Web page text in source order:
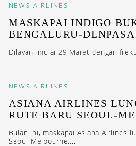
NEWS AIRLINES
MASKAPAI INDIGO
BENGALURU-
Dilayani mulai 29 Maret dengan
NEWS AIRLINES
ASIANA AIRLINES
RUTE BARU SEOUL-
Bulan ini, maskapai Asiana Airlines
Seoul-Melbourne....